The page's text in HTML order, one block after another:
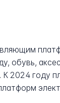
обувь,
2024 году